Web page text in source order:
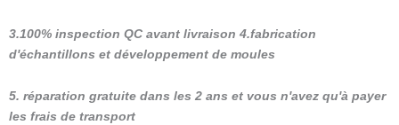
3.100% inspection QC avant livraison 4.fabrication
d'échantillons et développement de moules
5. réparation gratuite dans les 2 ans et vous n'avez qu'à payer
les frais de transport